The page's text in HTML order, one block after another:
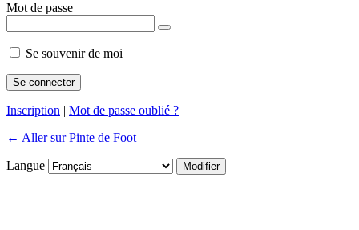
Mot de passe
Se souvenir de moi
Inscription | Mot de passe oublié ?
← Aller sur Pinte de Foot
Langue